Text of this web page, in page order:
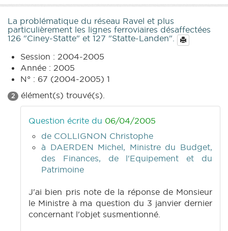
La problématique du réseau Ravel et plus
particulièrement les lignes ferroviaires désaffectées
126 "Ciney-Statte" et 127 "Statte-Landen".
Session : 2004-2005
Année : 2005
N° : 67 (2004-2005) 1
2 élément(s) trouvé(s).
Question écrite du 06/04/2005
de COLLIGNON Christophe
à DAERDEN Michel, Ministre du Budget,
des Finances, de l'Equipement et du
Patrimoine
J'ai bien pris note de la réponse de Monsieur
le Ministre à ma question du 3 janvier dernier
concernant l'objet susmentionné.